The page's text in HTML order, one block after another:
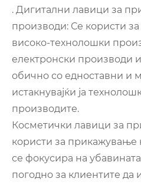
.‌ Дигитални лавици за
производи: Се користи
високо-технолошки
електронски производи
обично со едноставни и
истакнувајќи ја
производите.
Косметички лавици за
користи за прикажување
се фокусира на
погодно за клиентите да